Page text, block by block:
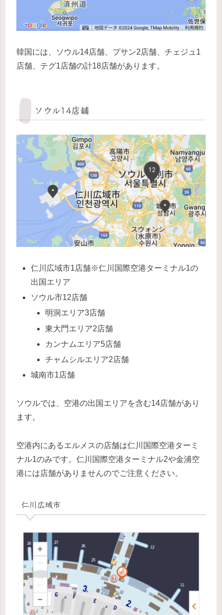
韓国には、ソウル14店舗、プサン2店舗、チェジュ1
店舗、テグ1店舗の計18店舗があります。
ソウル14店舗
仁川広域市1店舗※仁川国際空港ターミナル1の
出国エリア
ソウル市12店舗
明洞エリア3店舗
東大門エリア2店舗
カンナムエリア5店舗
チャムシルエリア2店舗
城南市1店舗
ソウルでは、空港の出国エリアを含む14店舗があり
ます。
空港内にあるエルメスの店舗は仁川国際空港ターミ
ナル1のみです。仁川国際空港ターミナル2や金浦空
港には店舗がありませんのでご注意ください。
仁川広域市